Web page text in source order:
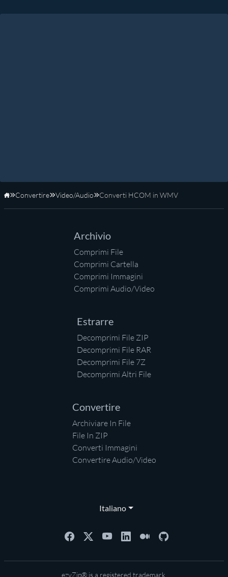
Home
Convertire Video/Audio Converti HCOM in WMV
Archivio
Comprimi File
Comprimi Cartella
Comprimi Immagini
Comprimi Audio/Video
Estrarre
Decomprimi File ZIP
Decomprimi File RAR
Decomprimi File 7Z
Decomprimi Altri File
Convertire
Archiviare In File
File In ZIP
Converti Immagini
Convertire Audio/Video
Italiano
ezyZip® is a registered trademark.